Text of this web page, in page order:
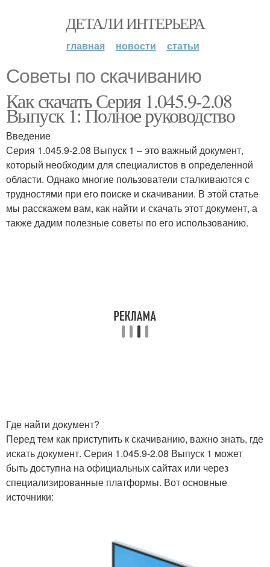
ДЕТАЛИ ИНТЕРЬЕРА
главная новости статьи
Советы по скачиванию
Как скачать Серия 1.045.9-2.08
Выпуск 1: Полное руководство
Введение
Серия 1.045.9-2.08 Выпуск 1 – это важный документ,
который необходим для специалистов в определенной
области. Однако многие пользователи сталкиваются с
трудностями при его поиске и скачивании. В этой статье
мы расскажем вам, как найти и скачать этот документ, а
также дадим полезные советы по его использованию.
Где найти документ?
Перед тем как приступить к скачиванию, важно знать, где
искать документ. Серия 1.045.9-2.08 Выпуск 1 может
быть доступна на официальных сайтах или через
специализированные платформы. Вот основные
источники: